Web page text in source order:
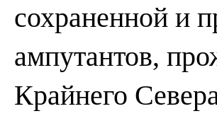
сохраненной и
ампутантов,
Крайнего